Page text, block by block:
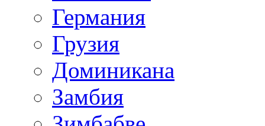
Германия
Грузия
Доминикана
Замбия